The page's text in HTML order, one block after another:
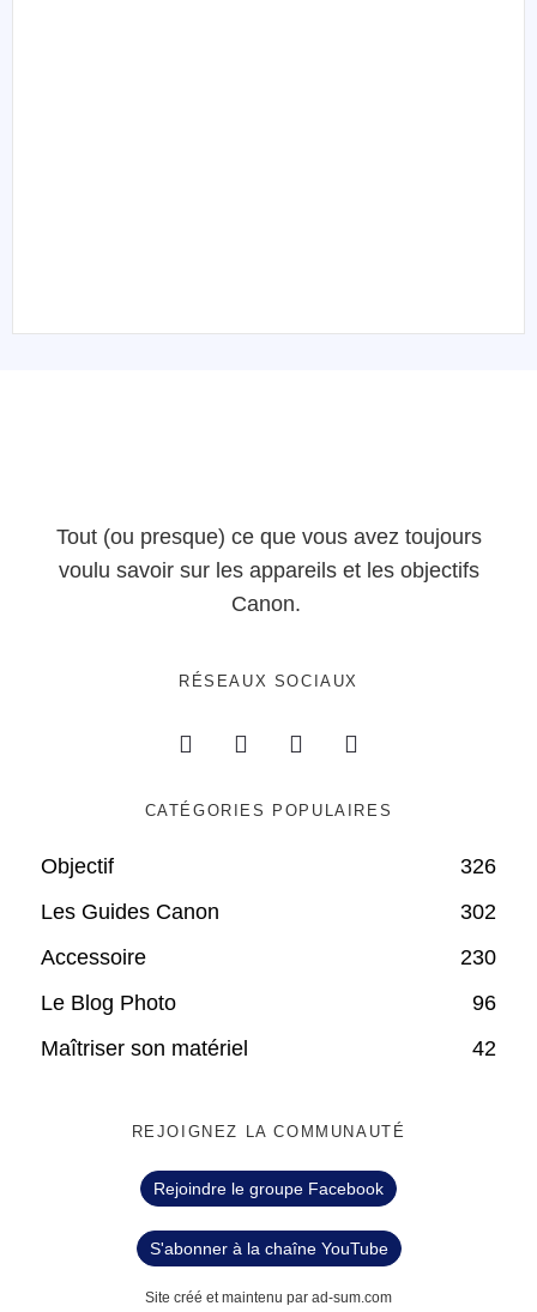
Tout (ou presque) ce que vous avez toujours
voulu savoir sur les appareils et les objectifs
Canon.
RÉSEAUX SOCIAUX
CATÉGORIES POPULAIRES
Objectif
326
Les Guides Canon
302
Accessoire
230
Le Blog Photo
96
Maîtriser son matériel
42
REJOIGNEZ LA COMMUNAUTÉ
Rejoindre le groupe Facebook
S'abonner à la chaîne YouTube
Site créé et maintenu par ad-sum.com